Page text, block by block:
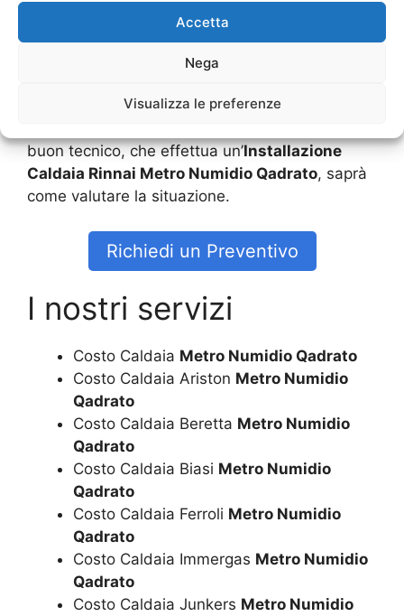
Accetta
Nega
Visualizza le preferenze
Durante l’Installazione Caldaia Rinnai Metro
il tecnico andrà dunque a
avere un utilizzo che sia sicuro. Ovviamente la
buon tecnico, che effettua un’Installazione
Caldaia Rinnai Metro Numidio Qadrato, saprà
come valutare la situazione.
Richiedi un Preventivo
I nostri servizi
Costo Caldaia Metro Numidio Qadrato
Costo Caldaia Ariston Metro Numidio
Qadrato
Costo Caldaia Beretta Metro Numidio
Qadrato
Costo Caldaia Biasi Metro Numidio
Qadrato
Costo Caldaia Ferroli Metro Numidio
Qadrato
Costo Caldaia Immergas Metro Numidio
Qadrato
Costo Caldaia Junkers Metro Numidio